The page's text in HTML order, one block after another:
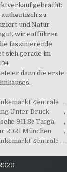
Zentrale
,
Unter Druck
,
911 Sc Targa
,
2021 München
,
Zentrale , ,